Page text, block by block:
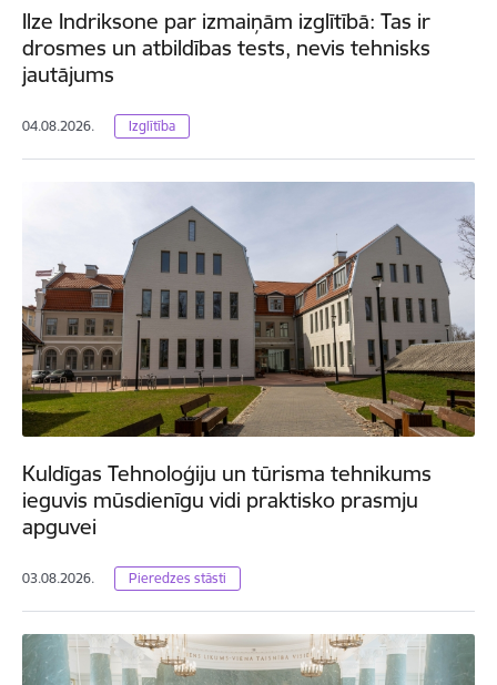
Ilze Indriksone par izmaiņām izglītībā: Tas ir
drosmes un atbildības tests, nevis tehnisks
jautājums
04.08.2026. Izglītība
Kuldīgas Tehnoloģiju un tūrisma tehnikums
ieguvis mūsdienīgu vidi praktisko prasmju
apguvei
03.08.2026. Pieredzes stāsti